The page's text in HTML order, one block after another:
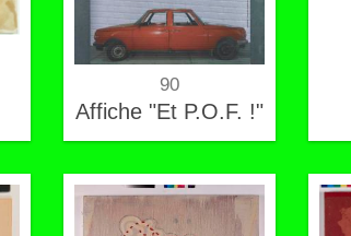
90
Affiche "Et P.O.F. !"